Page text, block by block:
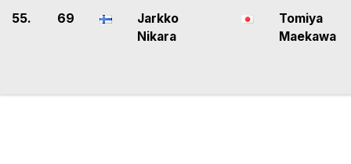
55. 69
Jarkko
Nikara
Tomiya
Maekawa